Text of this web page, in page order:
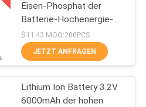
Eisen-Phosphat der
Batterie-Hochenergie-
Dichte-11585135Fe
10Ah
$11.43 MOQ:200PCS
JETZT ANFRAGEN
Lithium Ion Battery 3.2V
6000mAh der hohen